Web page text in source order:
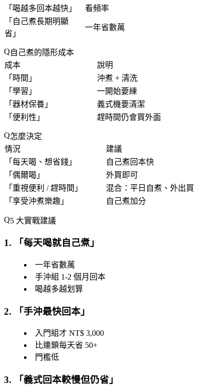
「 喝越多回本越快 」
看頻率
「 自己煮長期明顯
省 」
一年省數萬
自己煮的隱形成本
成本
說明
「 時間 」
沖煮 + 清洗
「 學習 」
一開始要練
「 器材保養 」
義式機要清潔
「 便利性 」 趕時間仍會買外面
怎麼決定
情況
建議
「 每天喝、想省錢 」
自己煮回本快
「 偶爾喝 」
外買即可
「 重視便利 / 趕時間 」
混合：平日自煮、外出買
「 享受沖煮樂趣 」 自己煮加分
5 大實戰建議
1. 「每天喝就自己煮 」
一年省數萬
手沖組 1-2 個月回本
喝越多越划算
2. 「手沖最快回本 」
入門組才 NT$ 3,000
比連鎖每天省 50+
門檻低
3. 「 義式回本較慢但仍省 」